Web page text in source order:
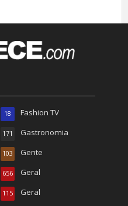
Fashion TV
18
Gastronomia
171
Gente
103
Geral
656
Geral
115